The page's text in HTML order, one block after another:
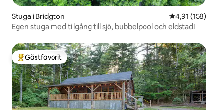
Stuga i Bridgton 4,91 av 5 i
4,91 (158)
Egen stuga med tillgång till sjö, bubbelpool och eldstad!
Populär gästfavorit
Gästfavorit